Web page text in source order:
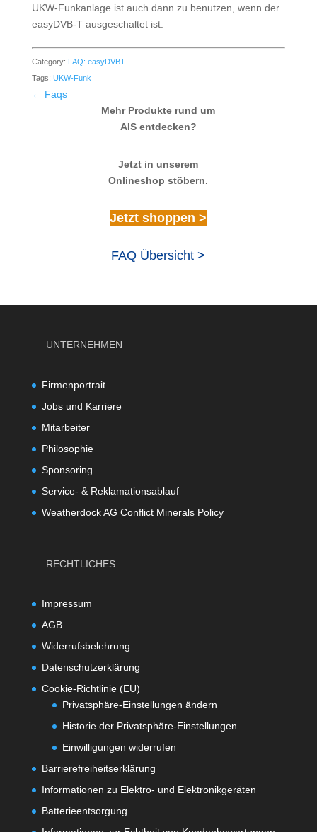
UKW-Funkanlage ist auch dann zu benutzen, wenn der
easyDVB-T ausgeschaltet ist.
Category: FAQ: easyDVBT
Tags: UKW-Funk
← Faqs
Mehr Produkte rund um
AIS entdecken?
Jetzt in unserem
Onlineshop stöbern.
Jetzt shoppen >
FAQ Übersicht >
UNTERNEHMEN
Firmenportrait
Jobs und Karriere
Mitarbeiter
Philosophie
Sponsoring
Service- & Reklamationsablauf
Weatherdock AG Conflict Minerals Policy
RECHTLICHES
Impressum
AGB
Widerrufsbelehrung
Datenschutzerklärung
Cookie-Richtlinie (EU)
Privatsphäre-Einstellungen ändern
Historie der Privatsphäre-Einstellungen
Einwilligungen widerrufen
Barrierefreiheitserklärung
Informationen zu Elektro- und Elektronikgeräten
Batterieentsorgung